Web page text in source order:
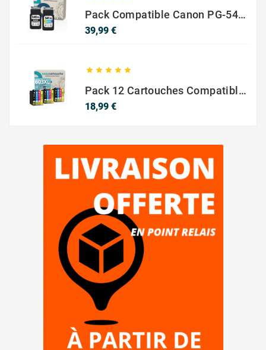
Pack Compatible Canon PG-540 XL / CL-541 XL – Noir & Couleur – Haute Capacité
39,99 €Prix
    
Pack 12 Cartouches Compatible EPSON 603XL
18,99 €Prix